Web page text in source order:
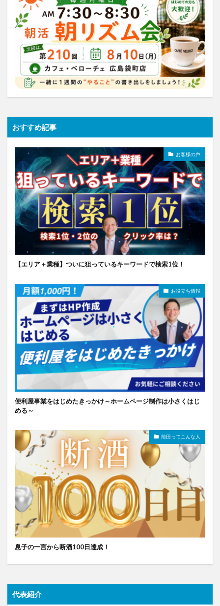
おすすめ記事
お客様の声
【エリア＋業種】ついに狙っているキーワードで検索1位！
お役立ち情報
便利屋事業をはじめたきっかけ～ホームページ制作は小さくはじ
める～
前田ってこんな人
息子の一言から断酒100日達成！
代表紹介